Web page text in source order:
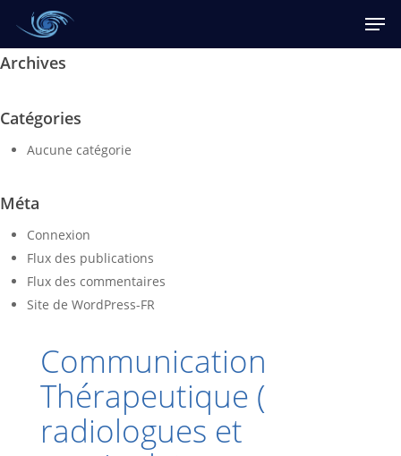
main
Archives
Catégories
Aucune catégorie
Méta
Connexion
Flux des publications
Flux des commentaires
Site de WordPress-FR
Communication
Thérapeutique (
radiologues et